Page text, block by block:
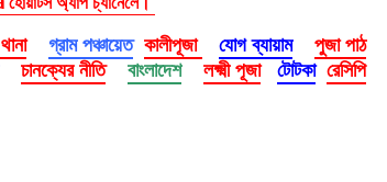
থানা গ্রাম পঞ্চায়েত কালীপূজা যোগ ব্যায়াম পুজা পাঠ
চানক্যের নীতি বাংলাদেশ লক্ষ্মী পূজা টোটকা রেসিপি